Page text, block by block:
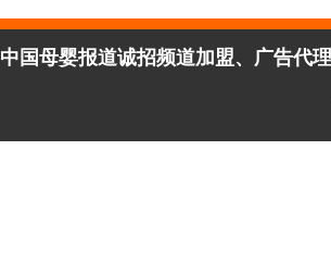
中国母婴报道诚招频道加盟、广告代